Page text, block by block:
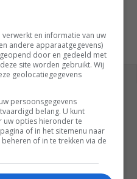
REACTIES (0)
en informatie van uw
andere apparaatgegevens)
door en gedeeld met
site worden gebruikt. Wij
geolocatiegegevens
persoonsgegevens
belang. U kunt
uw opties hieronder te
of in het sitemenu naar
of in te trekken via de